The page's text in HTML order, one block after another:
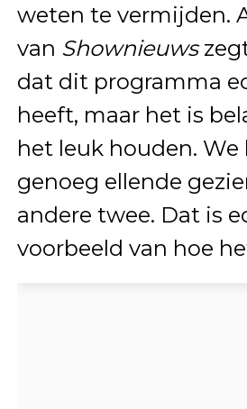
weten te vermijden.
van Shownieuws
dat dit programma
heeft, maar het is
het leuk houden. We
genoeg ellende
andere twee. Dat is
voorbeeld van hoe